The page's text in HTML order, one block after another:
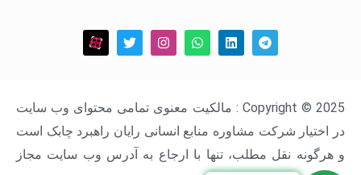
Copyright © 2025 : مالکیت معنوی تمامی محتوای وب سایت
در اختیار شرکت مشاوره منابع انسانی رایان راهبرد چابک است
و هرگونه نقل مطلب، تنها با ارجاع به آدرس وب سایت مجاز